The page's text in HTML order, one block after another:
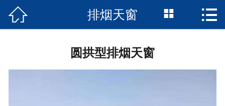
网站首页
 排烟天窗  
圆拱型排烟天窗